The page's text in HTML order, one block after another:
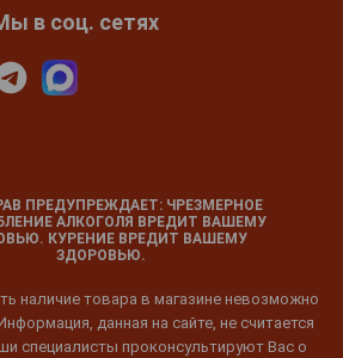
в соц. сетях
ПРЕДУПРЕЖДАЕТ: ЧРЕЗМЕРНОЕ
АЛКОГОЛЯ ВРЕДИТ ВАШЕМУ
КУРЕНИЕ ВРЕДИТ ВАШЕМУ
ЗДОРОВЬЮ.
наличие товара в магазине невозможно
данная на сайте, не считается
специалисты проконсультируют Вас о